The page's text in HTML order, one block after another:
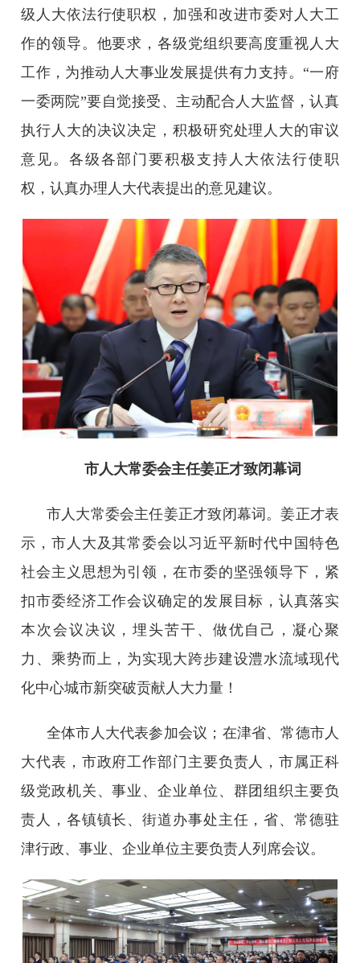
级人大依法行使职权，加强和改进市委对人大工
作的领导。他要求，各级党组织要高度重视人大
工作，为推动人大事业发展提供有力支持。“一府
一委两院”要自觉接受、主动配合人大监督，认真
执行人大的决议决定，积极研究处理人大的审议
意见。各级各部门要积极支持人大依法行使职
权，认真办理人大代表提出的意见建议。
市人大常委会主任姜正才致闭幕词
市人大常委会主任姜正才致闭幕词。姜正才表
示，市人大及其常委会以习近平新时代中国特色
社会主义思想为引领，在市委的坚强领导下，紧
扣市委经济工作会议确定的发展目标，认真落实
本次会议决议，埋头苦干、做优自己，凝心聚
力、乘势而上，为实现大跨步建设澧水流域现代
化中心城市新突破贡献人大力量！
全体市人大代表参加会议；在津省、常德市人
大代表，市政府工作部门主要负责人，市属正科
级党政机关、事业、企业单位、群团组织主要负
责人，各镇镇长、街道办事处主任，省、常德驻
津行政、事业、企业单位主要负责人列席会议。